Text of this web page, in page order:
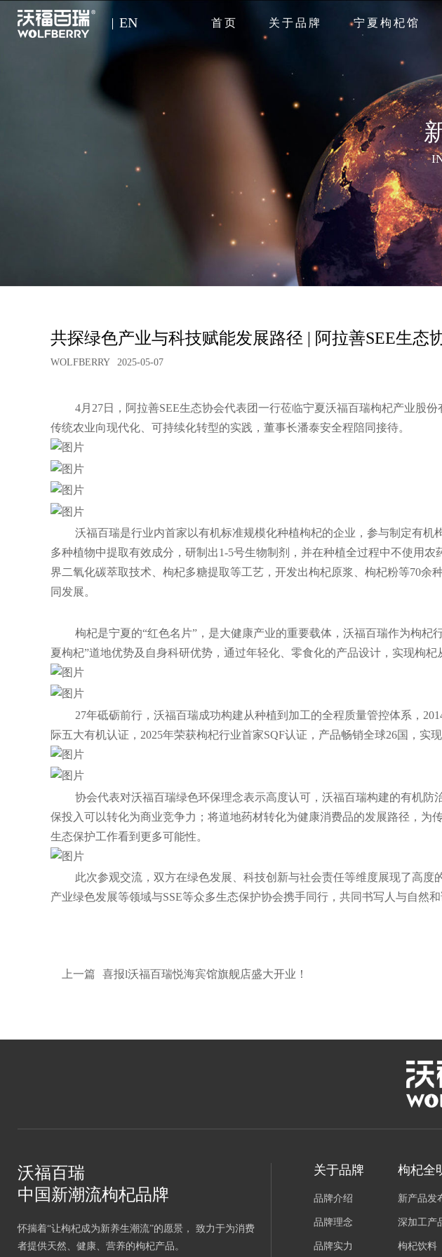
EN 首页 关于品牌 宁夏枸杞馆
共探绿色产业与科技赋能发展路径 | 阿拉善SEE生态
WOLFBERRY 2025-05-07
4月27日，阿拉善SEE生态协会代表团一行莅临宁夏沃福百瑞枸杞产业股
传统农业向现代化、可持续化转型的实践，董事长潘泰安全程陪同接待。
沃福百瑞是行业内首家以有机标准规模化种植枸杞的企业，参与制定有
多种植物中提取有效成分，研制出1-5号生物制剂，并在种植全过程中不使用
界二氧化碳萃取技术、枸杞多糖提取等工艺，开发出枸杞原浆、枸杞粉等70
同发展。
枸杞是宁夏的“红色名片”，是大健康产业的重要载体，沃福百瑞作为枸
夏枸杞”道地优势及自身科研优势，通过年轻化、零食化的产品设计，实现枸
27年砥砺前行，沃福百瑞成功构建从种植到加工的全程质量管控体系，
际五大有机认证，2025年荣获枸杞行业首家SQF认证，产品畅销全球26国，实
协会代表对沃福百瑞绿色环保理念表示高度认可，沃福百瑞构建的有机
保投入可以转化为商业竞争力；将道地药材转化为健康消费品的发展路径，
生态保护工作看到更多可能性。
此次参观交流，双方在绿色发展、科技创新与社会责任等维度展现了高
产业绿色发展等领域与SSE等众多生态保护协会携手同行，共同书写人与自然
上一篇 喜报l沃福百瑞悦海宾馆旗舰店盛大开业！
沃福百瑞
中国新潮流枸杞品牌
怀揣着“让枸杞成为新养生潮流”的愿景， 致力于为消费
者提供天然、健康、营养的枸杞产品。
关于品牌
品牌介绍
品牌理念
品牌实力
枸杞全
新产品发
深加工产
枸杞饮料